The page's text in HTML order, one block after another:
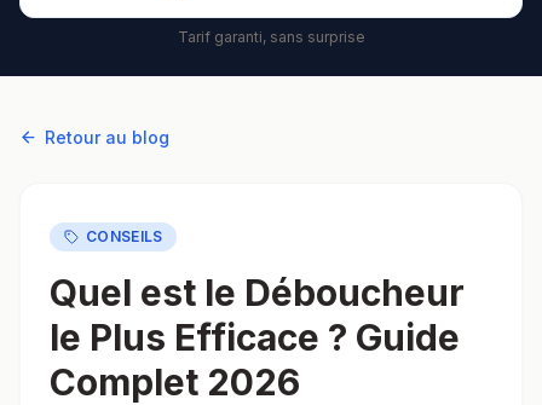
Tarif garanti, sans surprise
Retour au blog
CONSEILS
Quel est le Déboucheur
le Plus Efficace ? Guide
Complet 2026